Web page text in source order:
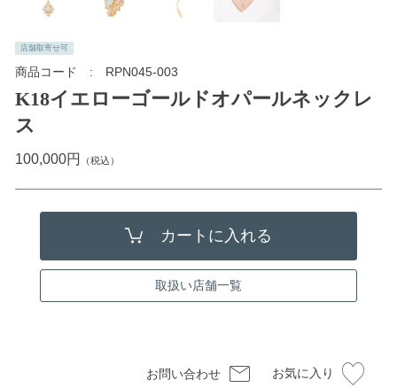
店舗取寄せ可
商品コード RPN045-003
K18イエローゴールドオパールネックレ
ス
100,000円 （税込）
取扱い店舗一覧
お問い合わせ お気に入り